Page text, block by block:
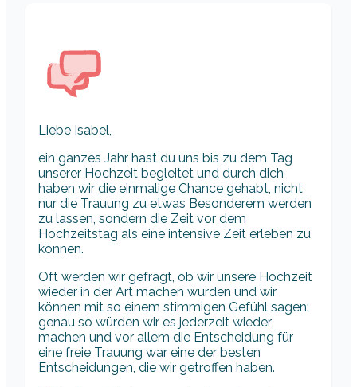
Liebe Isabel,
ein ganzes Jahr hast du uns bis zu dem Tag
unserer Hochzeit begleitet und durch dich
haben wir die einmalige Chance gehabt, nicht
nur die Trauung zu etwas Besonderem werden
zu lassen, sondern die Zeit vor dem
Hochzeitstag als eine intensive Zeit erleben zu
können.
Oft werden wir gefragt, ob wir unsere Hochzeit
wieder in der Art machen würden und wir
können mit so einem stimmigen Gefühl sagen:
genau so würden wir es jederzeit wieder
machen und vor allem die Entscheidung für
eine freie Trauung war eine der besten
Entscheidungen, die wir getroffen haben.